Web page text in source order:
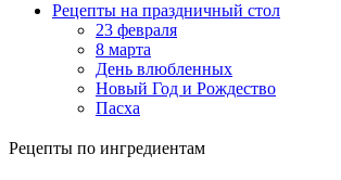
Рецепты на праздничный стол
23 февраля
8 марта
День влюбленных
Новый Год и Рождество
Пасха
Рецепты по ингредиентам